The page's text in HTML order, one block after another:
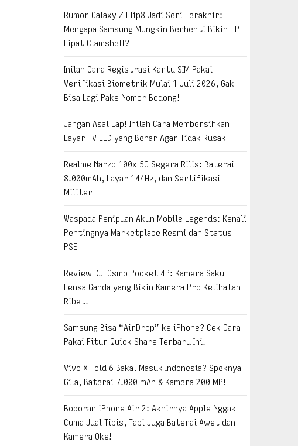
Rumor Galaxy Z Flip8 Jadi Seri Terakhir:
Mengapa Samsung Mungkin Berhenti Bikin HP
Lipat Clamshell?
Inilah Cara Registrasi Kartu SIM Pakai
Verifikasi Biometrik Mulai 1 Juli 2026, Gak
Bisa Lagi Pake Nomor Bodong!
Jangan Asal Lap! Inilah Cara Membersihkan
Layar TV LED yang Benar Agar Tidak Rusak
Realme Narzo 100x 5G Segera Rilis: Baterai
8.000mAh, Layar 144Hz, dan Sertifikasi
Militer
Waspada Penipuan Akun Mobile Legends: Kenali
Pentingnya Marketplace Resmi dan Status
PSE
Review DJI Osmo Pocket 4P: Kamera Saku
Lensa Ganda yang Bikin Kamera Pro Kelihatan
Ribet!
Samsung Bisa “AirDrop” ke iPhone? Cek Cara
Pakai Fitur Quick Share Terbaru Ini!
Vivo X Fold 6 Bakal Masuk Indonesia? Speknya
Gila, Baterai 7.000 mAh & Kamera 200 MP!
Bocoran iPhone Air 2: Akhirnya Apple Nggak
Cuma Jual Tipis, Tapi Juga Baterai Awet dan
Kamera Oke!